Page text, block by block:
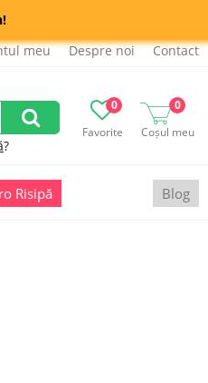
meu Despre noi Contact
Favorite
0
Coșul meu
0
?
Risipă Blog